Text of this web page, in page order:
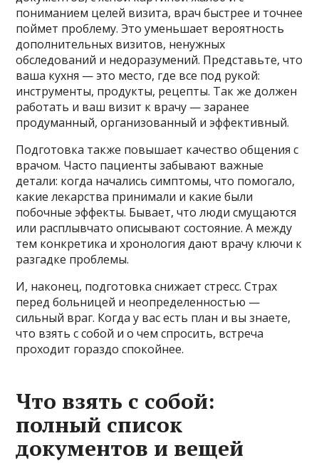
пониманием целей визита, врач быстрее и точнее
поймет проблему. Это уменьшает вероятность
дополнительных визитов, ненужных
обследований и недоразумений. Представьте, что
ваша кухня — это место, где все под рукой:
инструменты, продукты, рецепты. Так же должен
работать и ваш визит к врачу — заранее
продуманный, организованный и эффективный.
Подготовка также повышает качество общения с
врачом. Часто пациенты забывают важные
детали: когда начались симптомы, что помогало,
какие лекарства принимали и какие были
побочные эффекты. Бывает, что люди смущаются
или расплывчато описывают состояние. А между
тем конкретика и хронология дают врачу ключи к
разгадке проблемы.
И, наконец, подготовка снижает стресс. Страх
перед больницей и неопределенностью —
сильный враг. Когда у вас есть план и вы знаете,
что взять с собой и о чем спросить, встреча
проходит гораздо спокойнее.
Что взять с собой:
полный список
документов и вещей